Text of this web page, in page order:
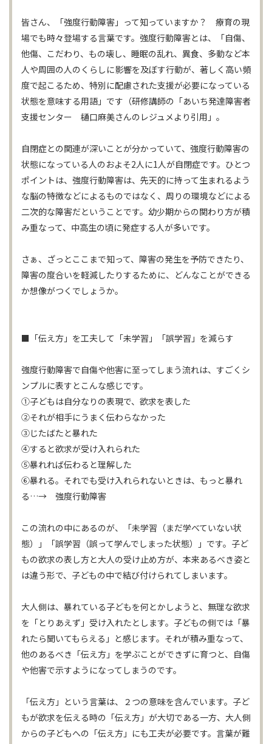
皆さん、「強度行動障害」って知っていますか？ 療育の現
場でも時々登場する言葉です。強度行動障害とは、「自傷、
他傷、こだわり、もの壊し、睡眠の乱れ、異食、多動など本
人や周囲の人のくらしに影響を及ぼす行動が、著しく高い頻
度で起こるため、特別に配慮された支援が必要になっている
状態を意味する用語」です（研修講師の「あいち発達障害者
支援センター 樋口麻美さんのレジュメより引用」。
自閉症との関連が深いことが分かっていて、強度行動障害の
状態になっている人のおよそ2人に1人が自閉症です。ひとつ
ポイントは、強度行動障害は、先天的に持って生まれるよう
な脳の特徴などによるものではなく、周りの環境などによる
二次的な障害だということです。幼少期からの関わり方が積
み重なって、中高生の頃に発症する人が多いです。
さぁ、ざっとここまで知って、障害の発生を予防できたり、
障害の度合いを軽減したりするために、どんなことができる
か想像がつくでしょうか。
■「伝え方」を工夫して「未学習」「誤学習」を減らす
強度行動障害で自傷や他害に至ってしまう流れは、すごくシ
ンプルに表すとこんな感じです。
①子どもは自分なりの表現で、欲求を表した
②それが相手にうまく伝わらなかった
③じたばたと暴れた
④すると欲求が受け入れられた
⑤暴れれば伝わると理解した
⑥暴れる。それでも受け入れられないときは、もっと暴れ
る…→ 強度行動障害
この流れの中にあるのが、「未学習（まだ学べていない状
態）」「誤学習（誤って学んでしまった状態）」です。子ど
もの欲求の表し方と大人の受け止め方が、本来あるべき姿と
は違う形で、子どもの中で結び付けられてしまいます。
大人側は、暴れている子どもを何とかしようと、無理な欲求
を「とりあえず」受け入れたとします。子どもの側では「暴
れたら聞いてもらえる」と感じます。それが積み重なって、
他のあるべき「伝え方」を学ぶことができずに育つと、自傷
や他害で示すようになってしまうのです。
「伝え方」という言葉は、２つの意味を含んでいます。子ど
もが欲求を伝える時の「伝え方」が大切である一方、大人側
からの子どもへの「伝え方」にも工夫が必要です。言葉が難